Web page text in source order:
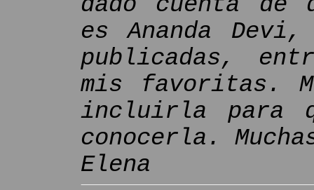
es Ananda
publicadas,
mis favoritas.
incluirla para
conocerla.
Elena